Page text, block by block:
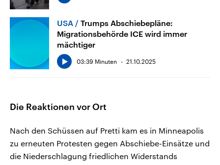
USA
Trumps Abschiebepläne:
Migrationsbehörde ICE wird immer
mächtiger
03:39 Minuten 21.10.2025
Die Reaktionen vor Ort
Nach den Schüssen auf Pretti kam es in Minneapolis
zu erneuten Protesten gegen Abschiebe-Einsätze und
die Niederschlagung friedlichen Widerstands